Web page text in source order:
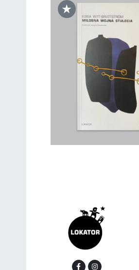
★
DODAJ DO KOSZYKA
SZCZEGÓŁY